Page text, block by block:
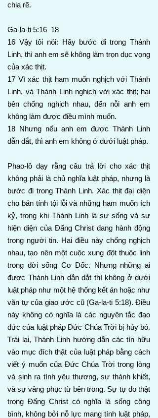
chia rẽ.
Ga-la-ti 5:16–18
16 Vậy tôi nói: Hãy bước đi trong Thánh
Linh, thì anh em sẽ không làm trọn dục vọng
của xác thịt.
17 Vì xác thịt ham muốn nghịch với Thánh
Linh, và Thánh Linh nghịch với xác thịt; hai
bên chống nghịch nhau, đến nỗi anh em
không làm được điều mình muốn.
18 Nhưng nếu anh em được Thánh Linh
dẫn dắt, thì anh em không ở dưới luật pháp.
Phao-lô dạy rằng câu trả lời cho xác thịt
không phải là chủ nghĩa luật pháp, nhưng là
bước đi trong Thánh Linh. Xác thịt đại diện
cho bản tính tội lỗi và những ham muốn ích
kỷ, trong khi Thánh Linh là sự sống và sự
hiện diện của Đấng Christ đang hành động
trong người tin. Hai điều này chống nghịch
nhau, tạo nên một cuộc xung đột thuộc linh
trong đời sống Cơ Đốc. Nhưng những ai
được Thánh Linh dẫn dắt thì không ở dưới
luật pháp như một hệ thống kết án hoặc như
văn tự của giao ước cũ (Ga-la-ti 5:18). Điều
này không có nghĩa là các nguyên tắc đạo
đức của luật pháp Đức Chúa Trời bị hủy bỏ.
Trái lại, Thánh Linh hướng dẫn các tín hữu
vào mục đích thật của luật pháp bằng cách
viết ý muốn của Đức Chúa Trời trong lòng
và sinh ra tình yêu thương, sự thánh khiết,
và sự vâng phục từ bên trong. Sự tự do thật
trong Đấng Christ có nghĩa là sống công
bình, không bởi nỗ lực mang tính luật pháp,